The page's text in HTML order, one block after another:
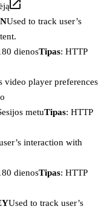
Used to track user’s
dienosTipas: HTTP
video player preferences
metuTipas: HTTP
interaction with
dienosTipas: HTTP
Used to track user’s